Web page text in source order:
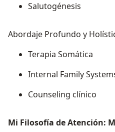
Salutogénesis
Abordaje Profundo y
Terapia Somática
Internal Family
Counseling clínico
Mi Filosofía de Atención: